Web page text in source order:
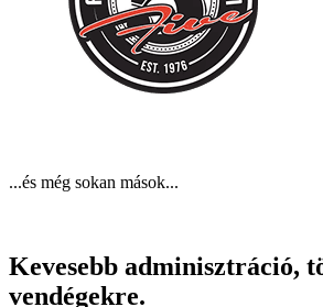
...és még sokan mások...
Kevesebb adminisztráció,
vendégekre.